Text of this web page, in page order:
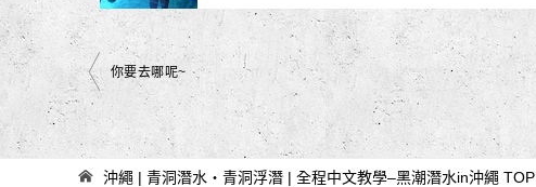
文
章
導
覽
你要去哪呢~
沖繩 | 青洞潛水・青洞浮潛 | 全程中文教學–黑潮潛水in沖繩 TOP